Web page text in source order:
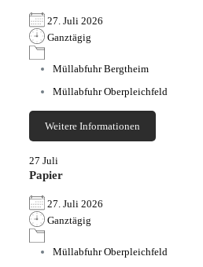
27. Juli 2026
Ganztägig
Müllabfuhr Bergtheim
Müllabfuhr Oberpleichfeld
Weitere Informationen
27 Juli
Papier
27. Juli 2026
Ganztägig
Müllabfuhr Oberpleichfeld